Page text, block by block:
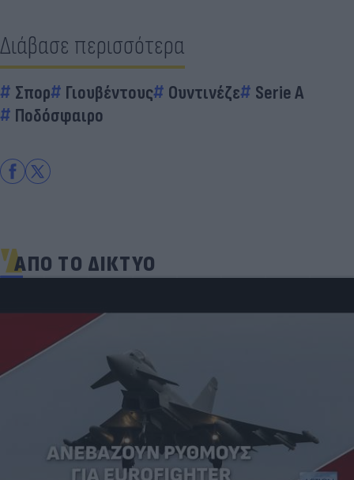
Διάβασε περισσότερα
Σπορ Γιουβέντους Ουντινέζε
Serie A
Ποδόσφαιρο
ΑΠΟ ΤΟ ΔΙΚΤΥΟ